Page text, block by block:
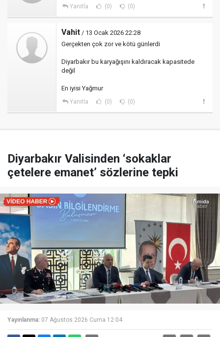
Yanıtla (0) (0)
Vahit / 13 Ocak 2026 22:28
Gerçekten çok zor ve kötü günlerdi
Diyarbakır bu karyağışını kaldıracak kapasitede
değil
En iyisi Yağmur
Yanıtla (0) (0)
Diyarbakır Valisinden ‘sokaklar
çetelere emanet’ sözlerine tepki
Yayınlanma: 07 Ağustos 2026 Cuma 12:04